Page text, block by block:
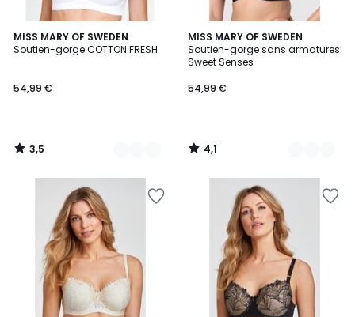
MISS MARY OF SWEDEN
Soutien-gorge COTTON FRESH
54,99 €
3,5
/ 5
3
Couleurs
3,5
/
MISS MARY OF SWEDEN
Soutien-gorge sans armatures
Sweet Senses
54,99 €
4,1
/ 5
2
Couleurs
4,1
/